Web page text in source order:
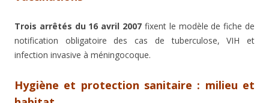
Trois arrêtés du 16 avril 2007 fixent le modèle de fiche de
notification obligatoire des cas de tuberculose, VIH et
infection invasive à méningocoque.
Hygiène et protection sanitaire : milieu et